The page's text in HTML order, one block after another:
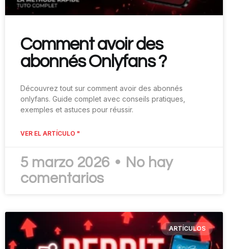
Comment avoir des
abonnés Onlyfans ?
Découvrez tout sur comment avoir des abonnés
onlyfans. Guide complet avec conseils pratiques,
exemples et astuces pour réussir.
VER EL ARTÍCULO "
5 marzo 2026
No hay
comentarios
ARTÍCULOS